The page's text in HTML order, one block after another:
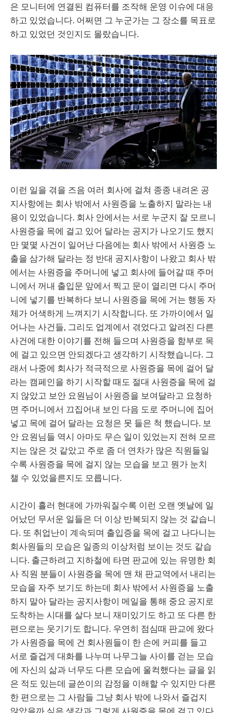
은 모니터에 연결된 컴퓨터를 조작해 운영 이슈에 대응
하고 있었습니다. 어쩌면 그 누군가는 그 장소를 목표로
하고 있었던 것인지도 몰랐습니다.
이런 일을 겪을 즈음 여러 회사에 걸쳐 종종 내려온 공
지사항에는 회사 밖에서 사원증을 노출하지 말라는 내
용이 있었습니다. 회사 안에서는 서로 누군지 잘 모르니
사원증을 목에 걸고 있어 달라는 공지가 나오기도 했지
만 몇몇 사건이 일어난 다음에는 회사 밖에서 사원증 노
출을 삼가해 달라는 정 반대 공지사항이 나왔고 회사 밖
에서는 사원증을 주머니에 넣고 회사에 들어갈 때 주머
니에서 꺼내 출입문 앞에서 찍고 문이 열리면 다시 주머
니에 넣기를 반복하다 보니 사원증을 목에 거는 행동 자
체가 어색하게 느껴지기 시작합니다. 또 가까이에서 일
어나는 사건들, 그리도 업계에서 겪었다고 알려진 다른
사건에 대한 이야기를 전해 들으며 사원증을 함부로 목
에 걸고 있으면 안되겠다고 생각하기 시작했습니다. 그
래서 나중에 회사가 적극적으로 사원증을 목에 걸어 달
라는 캠페인을 하기 시작할 때도 절대 사원증을 목에 걸
지 않았고 보안 요원님이 사원증을 보여달라고 요청하
면 주머니에서 끄집어내 보인 다음 도로 주머니에 집어
넣고 목에 걸어 달라는 요청은 못 들은 척 했습니다. 보
안 요원님들 역시 아마도 무슨 일이 있었는지 전혀 모르
지는 않은 것 같았고 주로 좀 더 연차가 많은 직원들일
수록 사원증을 목에 걸지 않는 모습을 보고 뭔가 눈치
챌 수 있었을른지도 모릅니다.
시간이 흘러 현대에 가까워질수록 이런 오랜 옛날에 일
어났던 무서운 일들은 더 이상 반복되지 않는 것 같습니
다. 또 취업난이 계속되며 출입증을 목에 걸고 나다니는
회사원들의 모습은 일종의 이상처럼 보이는 것도 같습
니다. 출근하려고 지하철에 타면 판교에 있는 유명한 회
사 직원 분들이 사원증을 목에 맨 채 판교역에서 내리는
모습을 자주 보기도 하는데 회사 밖에서 사원증을 노출
하지 말아 달라는 공지사항이 메일을 통해 중요 공지로
도착하는 시대를 살다 보니 재미있기도 하고 또 다른 한
편으로는 웃기기도 합니다. 우연히 점심때 판교에 왔다
가 사원증을 목에 건 회사원들이 한 손에 커피를 들고
서로 즐겁게 대화를 나누며 나무그늘 사이를 걷는 모습
에 자신의 삶과 너무도 다른 모습에 울컥했다는 글을 읽
은 적도 있는데 글쓴이의 감정을 이해할 수 있지만 다른
한 편으로는 그 사람들 그냥 회사 밖에 나와서 즐겁지